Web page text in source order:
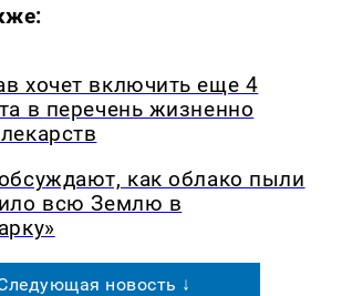
хочет включить еще 4
в перечень жизненно
как облако пыли
всю Землю в
новость ↓